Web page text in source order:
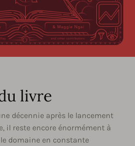
livre
décennie après le lancement
il reste encore énormément à
domaine en constante